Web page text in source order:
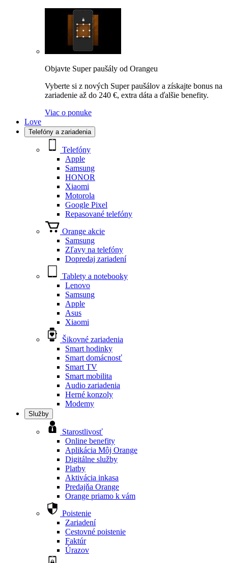
Objavte Super paušály od Orangeu
Vyberte si z nových Super paušálov a získajte bonus na
zariadenie až do 240 €, extra dáta a ďalšie benefity.
Viac o ponuke
Love
Telefóny a zariadenia
Telefóny
Apple
Samsung
HONOR
Xiaomi
Motorola
Google Pixel
Repasované telefóny
Orange akcie
Samsung
Zľavy na telefóny
Dopredaj zariadení
Tablety a notebooky
Lenovo
Samsung
Apple
Asus
Xiaomi
Šikovné zariadenia
Smart hodinky
Smart domácnosť
Smart TV
Smart mobilita
Audio zariadenia
Herné konzoly
Modemy
Služby
Starostlivosť
Online benefity
Aplikácia Môj Orange
Digitálne služby
Platby
Aktivácia inkasa
Predajňa Orange
Orange priamo k vám
Poistenie
Zariadení
Cestovné poistenie
Faktúr
Úrazov